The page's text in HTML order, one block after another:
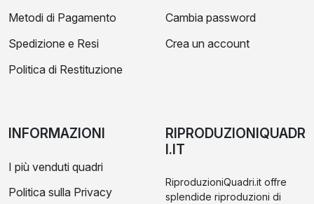
Metodi di Pagamento
Spedizione e Resi
Politica di Restituzione
Cambia password
Crea un account
INFORMAZIONI
I più venduti quadri
Politica sulla Privacy
RIPRODUZIONIQUADR
I.IT
RiproduzioniQuadri.it offre
splendide riproduzioni di